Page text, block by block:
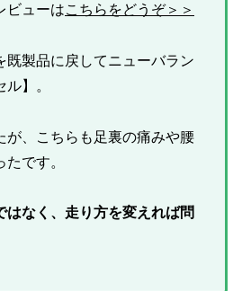
ビューはこちらをどうぞ＞＞
製品に戻してニューバラン
】。
が、こちらも足裏の痛みや腰
です。
はなく、走り方を変えれば問